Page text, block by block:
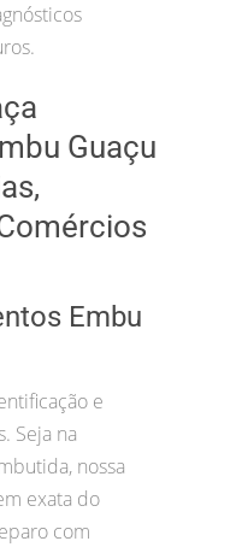
Guaçu
Embu
e
Seja na
nossa
exata do
com